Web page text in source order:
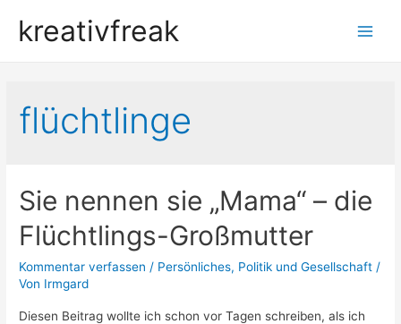
kreativfreak
flüchtlinge
Sie nennen sie „Mama“ – die
Flüchtlings-Großmutter
Kommentar verfassen / Persönliches, Politik und Gesellschaft /
Von Irmgard
Diesen Beitrag wollte ich schon vor Tagen schreiben, als ich